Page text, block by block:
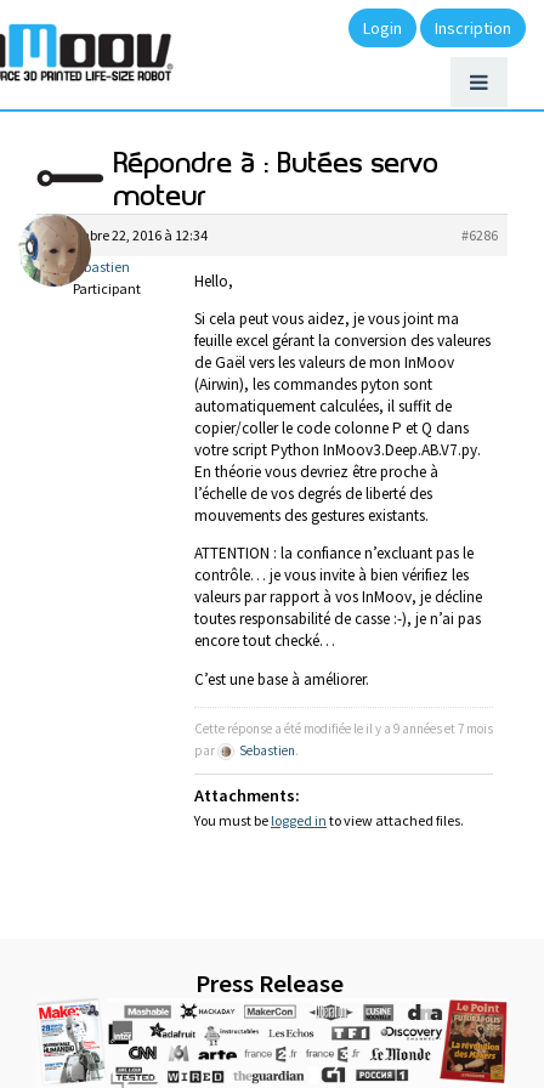
Login Inscription
Répondre à : Butées servo
moteur
décembre 22, 2016 à 12:34
#6286
Sebastien
Participant
Hello,
Si cela peut vous aidez, je vous joint ma
feuille excel gérant la conversion des valeures
de Gaël vers les valeurs de mon InMoov
(Airwin), les commandes pyton sont
automatiquement calculées, il suffit de
copier/coller le code colonne P et Q dans
votre script Python InMoov3.Deep.AB.V7.py.
En théorie vous devriez être proche à
l’échelle de vos degrés de liberté des
mouvements des gestures existants.
ATTENTION : la confiance n’excluant pas le
contrôle… je vous invite à bien vérifiez les
valeurs par rapport à vos InMoov, je décline
toutes responsabilité de casse :-), je n’ai pas
encore tout checké…
C’est une base à améliorer.
Cette réponse a été modifiée le il y a 9 années et 7 mois
par
Sebastien.
Attachments:
You must be logged in to view attached files.
Press Release